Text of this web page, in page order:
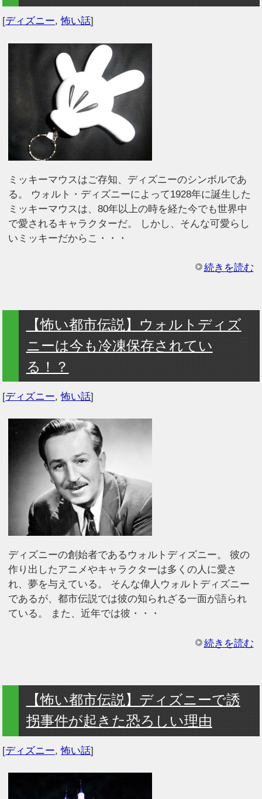
[ディズニー,怖い話]
ミッキーマウスはご存知、ディズニーのシンボルであ
る。 ウォルト・ディズニーによって1928年に誕生した
ミッキーマウスは、80年以上の時を経た今でも世界中
で愛されるキャラクターだ。 しかし、そんな可愛らし
いミッキーだからこ・・・
続きを読む
【怖い都市伝説】ウォルトディズ
ニーは今も冷凍保存されてい
る！？
[ディズニー,怖い話]
ディズニーの創始者であるウォルトディズニー。 彼の
作り出したアニメやキャラクターは多くの人に愛さ
れ、夢を与えている。 そんな偉人ウォルトディズニー
であるが、都市伝説では彼の知られざる一面が語られ
ている。 また、近年では彼・・・
続きを読む
【怖い都市伝説】ディズニーで誘
拐事件が起きた恐ろしい理由
[ディズニー,怖い話]